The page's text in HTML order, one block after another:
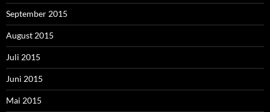
September 2015
August 2015
Juli 2015
Juni 2015
Mai 2015